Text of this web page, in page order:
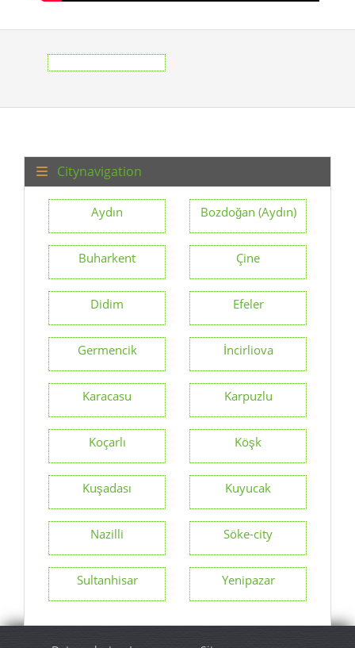
Citynavigation
Aydın Bozdoğan (Aydın)
Buharkent Çine
Didim Efeler
Germencik İncirliova
Karacasu Karpuzlu
Koçarlı Köşk
Kuşadası Kuyucak
Nazilli Söke-city
Sultanhisar Yenipazar